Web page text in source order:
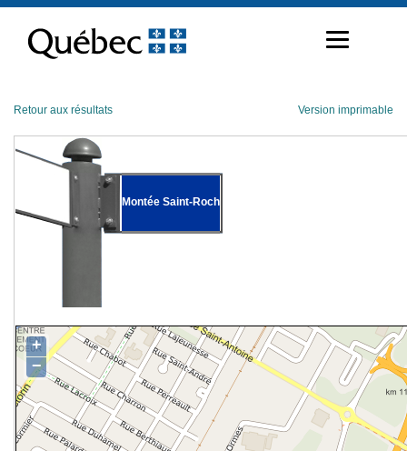
contenu
Retour aux résultats Version imprimable
Montée Saint-Roch
+
−